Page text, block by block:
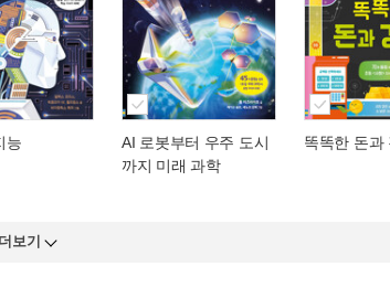
능
AI 로봇부터 우주 도시
까지 미래 과학
똑똑한 돈과
더보기